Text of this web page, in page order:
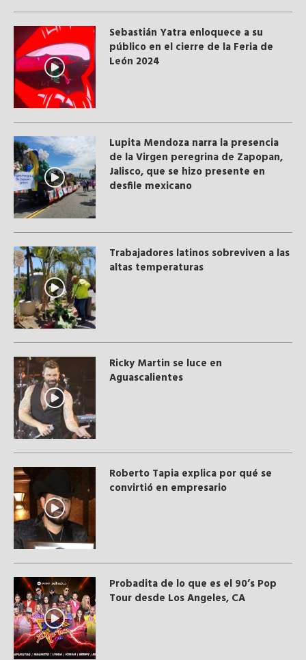
Sebastián Yatra enloquece a su
público en el cierre de la Feria de
León 2024
Lupita Mendoza narra la presencia
de la Virgen peregrina de Zapopan,
Jalisco, que se hizo presente en
desfile mexicano
Trabajadores latinos sobreviven a las
altas temperaturas
Ricky Martin se luce en
Aguascalientes
Roberto Tapia explica por qué se
convirtió en empresario
Probadita de lo que es el 90’s Pop
Tour desde Los Angeles, CA